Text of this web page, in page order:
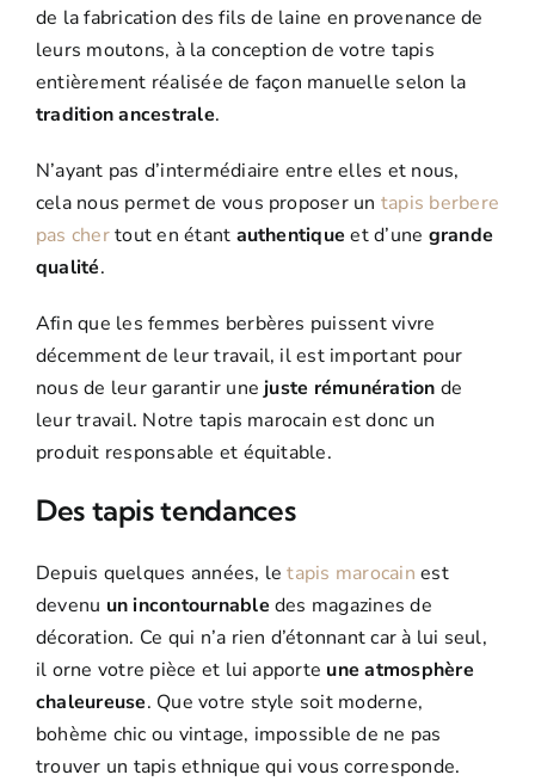
de la fabrication des fils de laine en provenance de
leurs moutons, à la conception de votre tapis
entièrement réalisée de façon manuelle selon la
tradition ancestrale.
N’ayant pas d’intermédiaire entre elles et nous,
cela nous permet de vous proposer un tapis berbere
pas chertout en étant authentique et d’une grande
qualité.
Afin que les femmes berbères puissent vivre
décemment de leur travail, il est important pour
nous de leur garantir une juste rémunération de
leur travail. Notre tapis marocain est donc un
produit responsable et équitable.
Des tapis tendances
Depuis quelques années, le tapis marocain est
devenu un incontournable des magazines de
décoration. Ce qui n’a rien d’étonnant car à lui seul,
il orne votre pièce et lui apporte une atmosphère
chaleureuse. Que votre style soit moderne,
bohème chic ou vintage, impossible de ne pas
trouver un tapis ethnique qui vous corresponde.